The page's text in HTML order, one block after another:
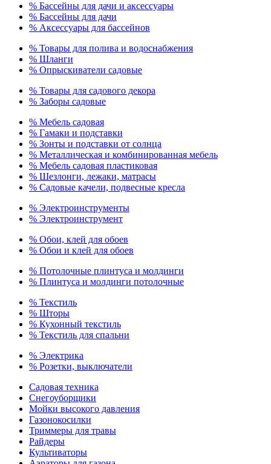
% Бассейны для дачи и аксессуары
% Бассейны для дачи
% Аксессуары для бассейнов
% Товары для полива и водоснабжения
% Шланги
% Опрыскиватели садовые
% Товары для садового декора
% Заборы садовые
% Мебель садовая
% Гамаки и подставки
% Зонты и подставки от солнца
% Металлическая и комбинированная мебель
% Мебель садовая пластиковая
% Шезлонги, лежаки, матрасы
% Садовые качели, подвесные кресла
% Электроинструменты
% Электроинструмент
% Обои, клей для обоев
% Обои и клей для обоев
% Потолочные плинтуса и молдинги
% Плинтуса и молдинги потолочные
% Текстиль
% Шторы
% Кухонный текстиль
% Текстиль для спальни
% Электрика
% Розетки, выключатели
Садовая техника
Снегоуборщики
Мойки высокого давления
Газонокосилки
Триммеры для травы
Райдеры
Культиваторы